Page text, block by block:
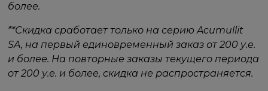
более.
**Скидка сработает только на серию Acumullit
SA, на первый единовременный заказ от 200 у.е.
и более. На повторные заказы текущего периода
от 200 у.е. и более, скидка не распространяется.